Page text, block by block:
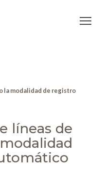
la modalidad de registro
líneas de